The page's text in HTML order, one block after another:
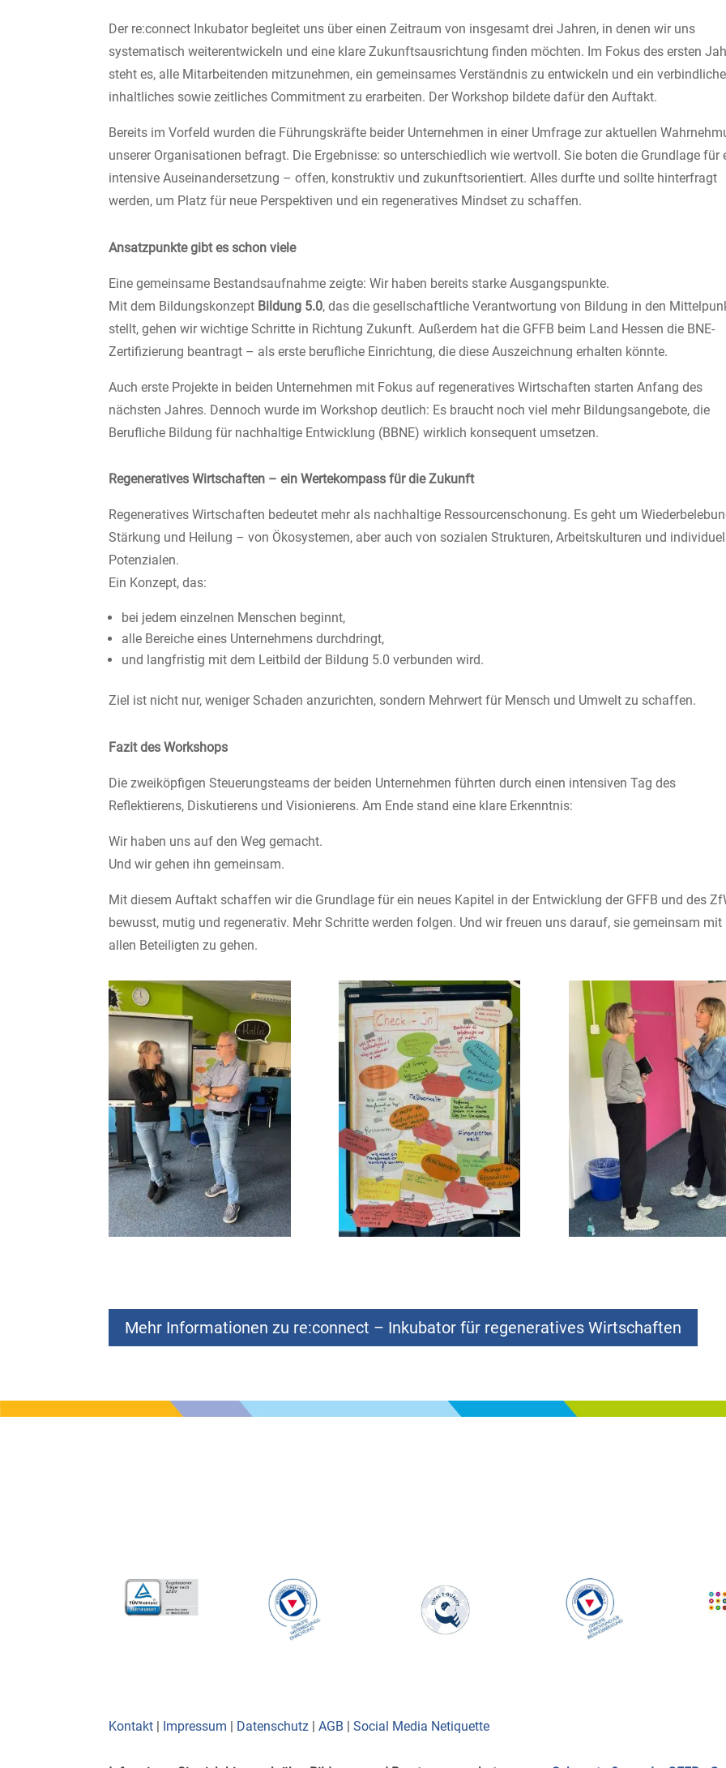
Der re:connect Inkubator begleitet uns über einen Zeitraum von insgesamt drei Jahren, in denen wir uns
systematisch weiterentwickeln und eine klare Zukunftsausrichtung finden möchten. Im Fokus des ersten
steht es, alle Mitarbeitenden mitzunehmen, ein gemeinsames Verständnis zu entwickeln und ein
inhaltliches sowie zeitliches Commitment zu erarbeiten. Der Workshop bildete dafür den Auftakt.
Bereits im Vorfeld wurden die Führungskräfte beider Unternehmen in einer Umfrage zur aktuellen
unserer Organisationen befragt. Die Ergebnisse: so unterschiedlich wie wertvoll. Sie boten die Grundlage für
intensive Auseinandersetzung – offen, konstruktiv und zukunftsorientiert. Alles durfte und sollte hinterfragt
werden, um Platz für neue Perspektiven und ein regeneratives Mindset zu schaffen.
Ansatzpunkte gibt es schon viele
Eine gemeinsame Bestandsaufnahme zeigte: Wir haben bereits starke Ausgangspunkte.
Mit dem Bildungskonzept Bildung 5.0, das die gesellschaftliche Verantwortung von Bildung in den
stellt, gehen wir wichtige Schritte in Richtung Zukunft. Außerdem hat die GFFB beim Land Hessen die BNE-
Zertifizierung beantragt – als erste berufliche Einrichtung, die diese Auszeichnung erhalten könnte.
Auch erste Projekte in beiden Unternehmen mit Fokus auf regeneratives Wirtschaften starten Anfang des
nächsten Jahres. Dennoch wurde im Workshop deutlich: Es braucht noch viel mehr Bildungsangebote, die
Berufliche Bildung für nachhaltige Entwicklung (BBNE) wirklich konsequent umsetzen.
Regeneratives Wirtschaften – ein Wertekompass für die Zukunft
Regeneratives Wirtschaften bedeutet mehr als nachhaltige Ressourcenschonung. Es geht um
Stärkung und Heilung – von Ökosystemen, aber auch von sozialen Strukturen, Arbeitskulturen und
Potenzialen.
Ein Konzept, das:
bei jedem einzelnen Menschen beginnt,
alle Bereiche eines Unternehmens durchdringt,
und langfristig mit dem Leitbild der Bildung 5.0 verbunden wird.
Ziel ist nicht nur, weniger Schaden anzurichten, sondern Mehrwert für Mensch und Umwelt zu schaffen.
Fazit des Workshops
Die zweiköpfigen Steuerungsteams der beiden Unternehmen führten durch einen intensiven Tag des
Reflektierens, Diskutierens und Visionierens. Am Ende stand eine klare Erkenntnis:
Wir haben uns auf den Weg gemacht.
Und wir gehen ihn gemeinsam.
Mit diesem Auftakt schaffen wir die Grundlage für ein neues Kapitel in der Entwicklung der GFFB und des
bewusst, mutig und regenerativ. Mehr Schritte werden folgen. Und wir freuen uns darauf, sie gemeinsam mit
allen Beteiligten zu gehen.
Mehr Informationen zu re:connect – Inkubator für regeneratives Wirtschaften
Kontakt | Impressum | Datenschutz |AGB |Social Media Netiquette